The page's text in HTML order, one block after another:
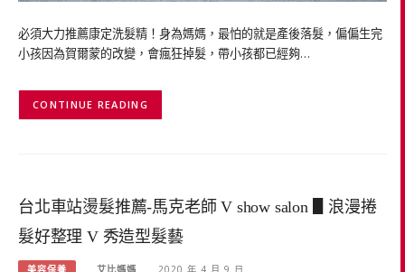
必須大力推薦康定洗髮精！身為媽媽，最怕的就是產後落髮，偏偏生完
小孩因為賀爾蒙的改變，會瘋狂掉髮，帶小孩都已經夠…
CONTINUE READING
台北車站燙髮推薦-馬克老師 V show salon ▋浪漫捲
髮好整理 V 秀造型髮藝
美容保養 艾比媽媽 2020 年 4 月 9 日